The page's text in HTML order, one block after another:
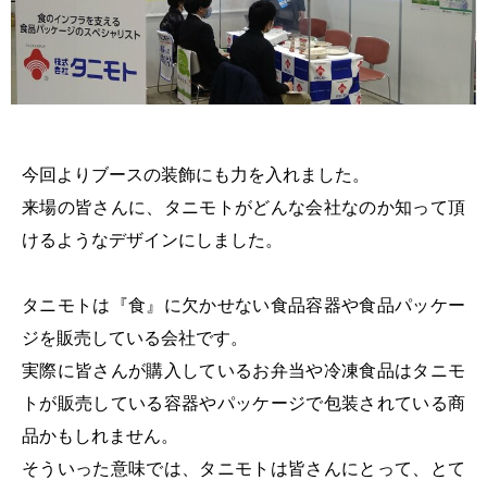
今回よりブースの装飾にも力を入れました。
来場の皆さんに、タニモトがどんな会社なのか知って頂
けるようなデザインにしました。
タニモトは『食』に欠かせない食品容器や食品パッケー
ジを販売している会社です。
実際に皆さんが購入しているお弁当や冷凍食品はタニモ
トが販売している容器やパッケージで包装されている商
品かもしれません。
そういった意味では、タニモトは皆さんにとって、とて